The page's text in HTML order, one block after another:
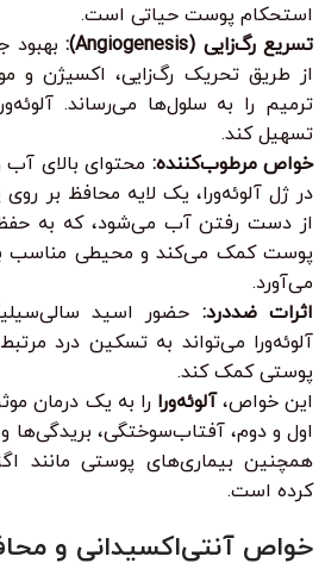
استحکام پوست حیاتی است.
تسریع رگ‌زایی (Angiogenesis):
بهبود
از طریق تحریک رگ‌زایی، اکسیژن و
ترمیم را به سلول‌ها می‌رساند.
تسهیل کند.
خواص مرطوب‌کننده: محتوای بالای
در ژل آلوئه‌ورا، یک لایه محافظ بر
از دست رفتن آب می‌شود، که به
پوست کمک می‌کند و محیطی مناسب
می‌آورد.
اثرات ضددرد: حضور اسید
آلوئه‌ورا می‌تواند به تسکین درد
پوستی کمک کند.
این خواص،آلوئه‌ورا را به یک درمان
اول و دوم، آفتاب‌سوختگی،
همچنین بیماری‌های پوستی مانند
کرده است.
خواص آنتی‌اکسیدانی و